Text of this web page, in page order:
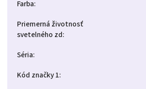
Farba:
Priemerná životnosť
svetelného zd:
Séria:
Kód značky 1: